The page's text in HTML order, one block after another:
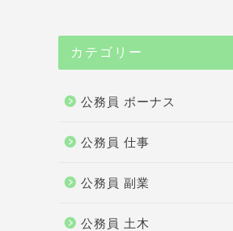
カテゴリー
公務員 ボーナス
公務員 仕事
公務員 副業
公務員 土木